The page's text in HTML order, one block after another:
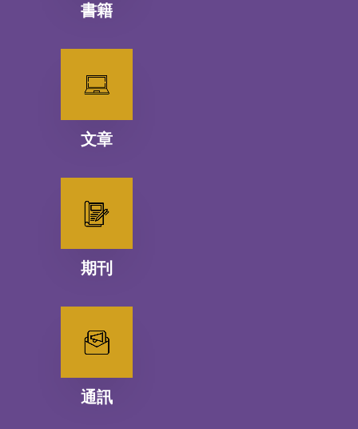
書籍
文章
期刊
通訊